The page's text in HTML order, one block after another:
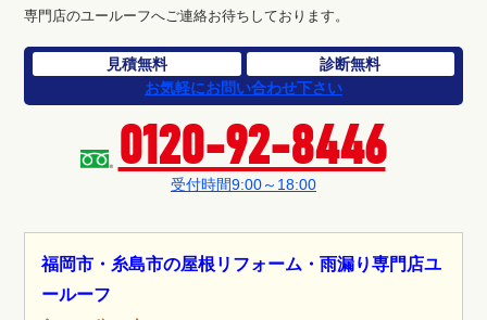
専門店のユールーフへご連絡お待ちしております。
見積無料
診断無料
お気軽にお問い合わせ下さい
0120-92-8446
受付時間9:00～18:00
福岡市・糸島市の屋根リフォーム・雨漏り専門店ユ
ールーフ